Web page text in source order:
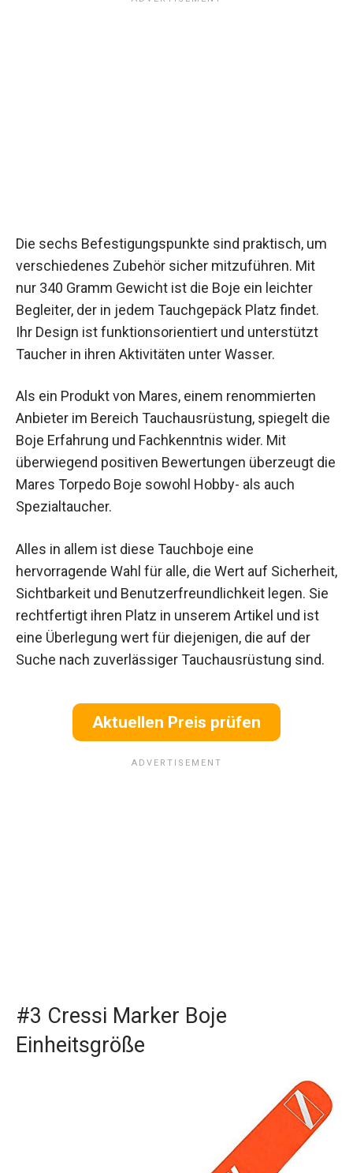
Die sechs Befestigungspunkte sind praktisch, um
verschiedenes Zubehör sicher mitzuführen. Mit
nur 340 Gramm Gewicht ist die Boje ein leichter
Begleiter, der in jedem Tauchgepäck Platz findet.
Ihr Design ist funktionsorientiert und unterstützt
Taucher in ihren Aktivitäten unter Wasser.
Als ein Produkt von Mares, einem renommierten
Anbieter im Bereich Tauchausrüstung, spiegelt die
Boje Erfahrung und Fachkenntnis wider. Mit
überwiegend positiven Bewertungen überzeugt die
Mares Torpedo Boje sowohl Hobby- als auch
Spezialtaucher.
Alles in allem ist diese Tauchboje eine
hervorragende Wahl für alle, die Wert auf Sicherheit,
Sichtbarkeit und Benutzerfreundlichkeit legen. Sie
rechtfertigt ihren Platz in unserem Artikel und ist
eine Überlegung wert für diejenigen, die auf der
Suche nach zuverlässiger Tauchausrüstung sind.
Aktuellen Preis prüfen
#3 Cressi Marker Boje
Einheitsgröße